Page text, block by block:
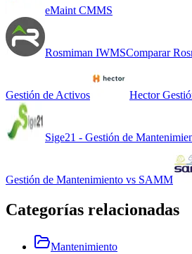
eMaint CMMS
Rosmiman IWMSComparar
Gestión de Activos Hector
Sige21 - Gestión de
Gestión de Mantenimiento vs SAMM
Categorías relacionadas
Mantenimiento